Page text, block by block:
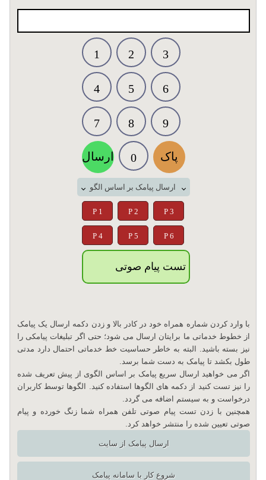
1 2 3
4 5 6
7 8 9
ارسال 0 پاک
ارسال پیامک بر اساس الگو
P 1 P 2 P 3
P 4 P 5 P 6
تست پیام صوتی
با وارد کردن شماره همراه خود در کادر بالا و زدن دکمه ارسال یک پیامک
از خطوط خدماتی ما برایتان ارسال می شود؛ حتی اگر تبلیغات پیامکی را
نیز بسته باشید. البته به خاطر حساسیت خط خدماتی احتمال دارد مدتی
طول بکشد تا پیامک به دست شما برسد.
اگر می خواهید ارسال سریع پیامک بر اساس الگوی از پیش تعریف شده
را نیز تست کنید از دکمه های الگوها استفاده کنید. الگوها توسط کاربران
درخواست و به سیستم اضافه می گردد.
همچنین با زدن تست پیام صوتی تلفن همراه شما زنگ خورده و پیام
صوتی تعیین شده را منتشر خواهد کرد.
ارسال پیامک از سایت
شروع کار با سامانه پیامک